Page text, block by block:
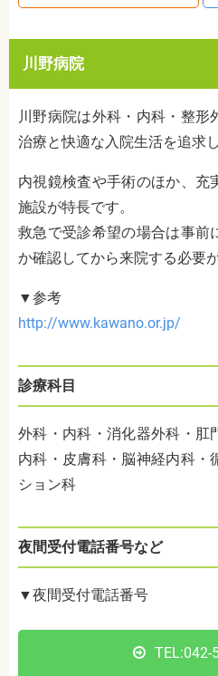
川野病院
川野病院は外科・内科・整形
治療と快適な入院生活を追求
内視鏡検査や手術のほか、充
施設が特長です。
救急で受診希望の場合は事前
か確認してから来院する必要
▼参考
http://www.kawano.or.jp/
診療科目
外科・内科・消化器外科・肛
内科・皮膚科・脳神経内科・
ション科
夜間受付電話番号など
▼夜間受付電話番号
TEL:042-